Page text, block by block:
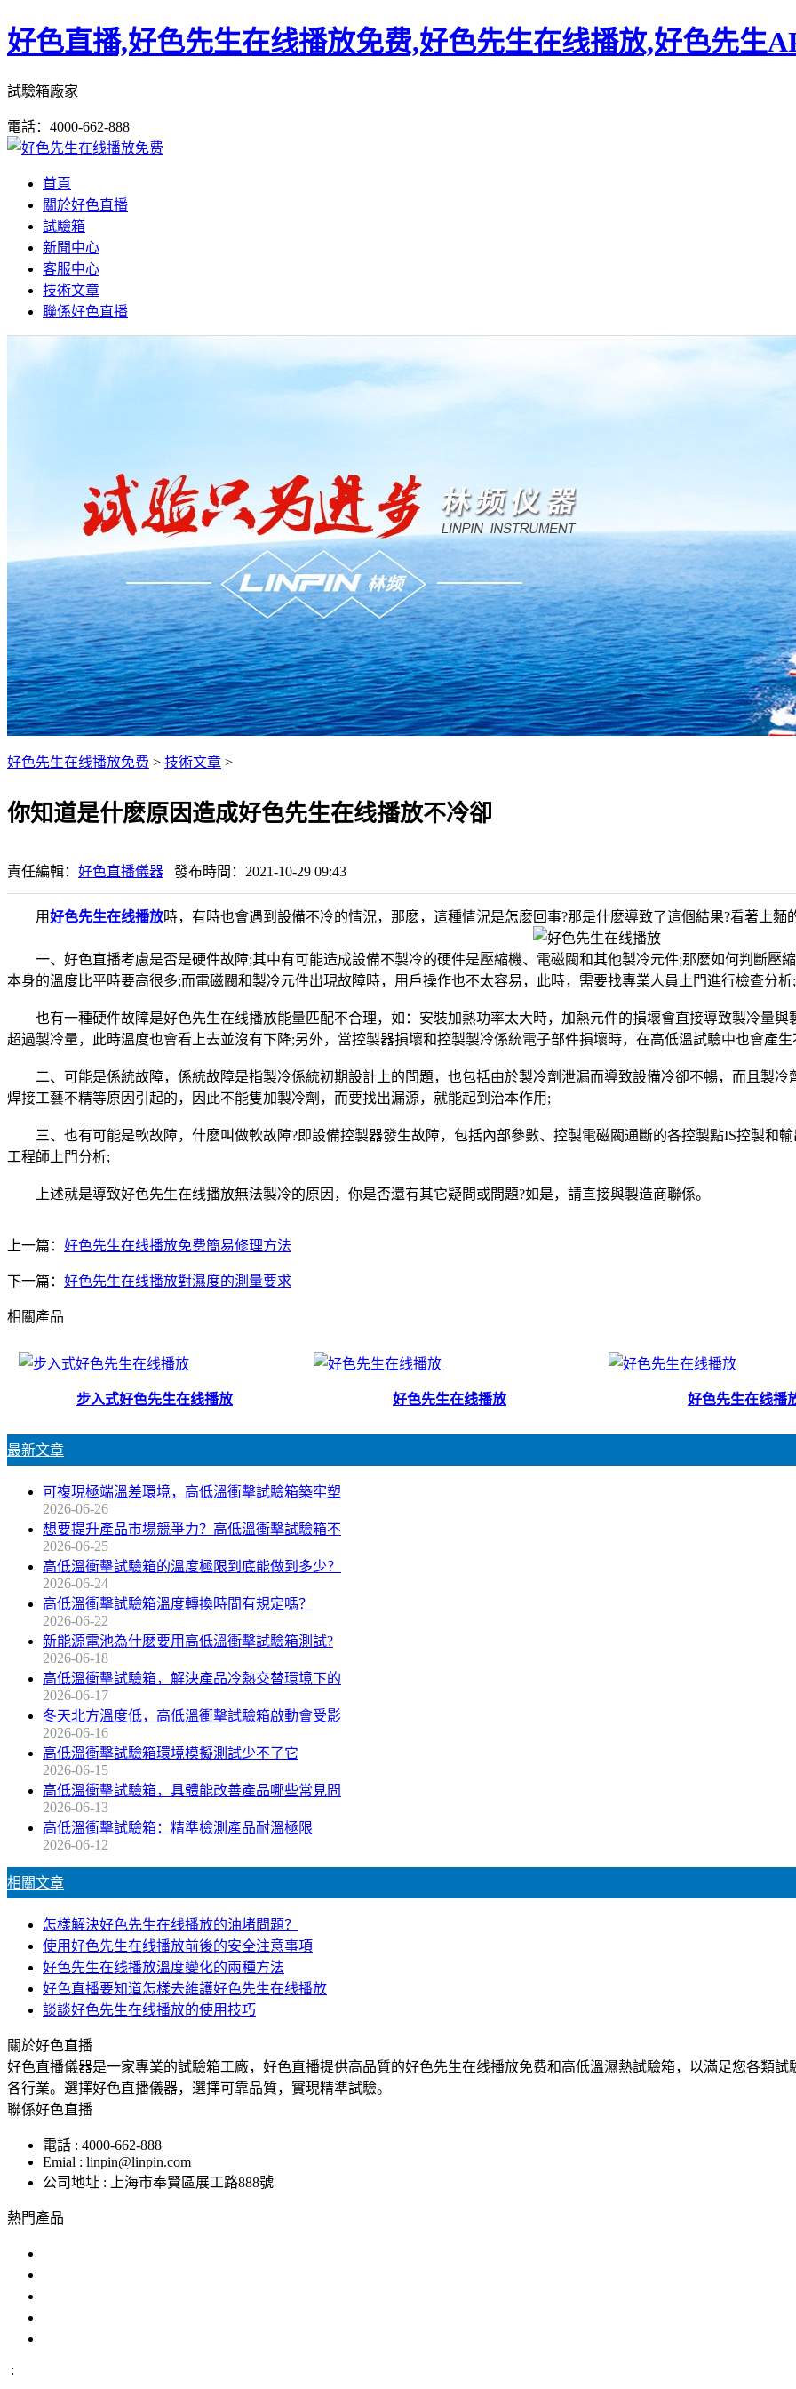
好色直播,好色先生在线播放免费,好色先生在线播放,好色先生
試驗箱廠家
電話：4000-662-888
首頁
關於好色直播
試驗箱
新聞中心
客服中心
技術文章
聯係好色直播
好色先生在线播放免费 > 技術文章 >
你知道是什麽原因造成好色先生在线播放不冷卻
責任編輯： 好色直播儀器 發布時間：2021-10-29 09:43
用好色先生在线播放時，有時也會遇到設備不冷的情況，那麽，這種情況是怎麽回事?那是什麽導致了這個結果?看著上
一、好色直播考慮是否是硬件故障;其中有可能造成設備不製冷的硬件是壓縮機、電磁閥和其他製冷元件;那麽如何判斷壓
本身的溫度比平時要高很多;而電磁閥和製冷元件出現故障時，用戶操作也不太容易，此時，需要找專業人員上門進行檢查分析;
也有一種硬件故障是好色先生在线播放能量匹配不合理，如：安裝加熱功率太大時，加熱元件的損壞會直接導致製冷量與
超過製冷量，此時溫度也會看上去並沒有下降;另外，當控製器損壞和控製製冷係統電子部件損壞時，在高低溫試驗中也會產
二、可能是係統故障，係統故障是指製冷係統初期設計上的問題，也包括由於製冷劑泄漏而導致設備冷卻不暢，而且製冷
焊接工藝不精等原因引起的，因此不能隻加製冷劑，而要找出漏源，就能起到治本作用;
三、也有可能是軟故障，什麽叫做軟故障?即設備控製器發生故障，包括內部參數、控製電磁閥通斷的各控製點IS控製和
工程師上門分析;
上述就是導致好色先生在线播放無法製冷的原因，你是否還有其它疑問或問題?如是，請直接與製造商聯係。
上一篇： 好色先生在线播放免费簡易修理方法
下一篇： 好色先生在线播放對濕度的測量要求
相關產品
步入式好色先生在线播放 好色先生在线播放 好色先生在线播
最新文章
可複現極端溫差環境，高低溫衝擊試驗箱築牢塑
2026-06-26
想要提升產品市場競爭力？高低溫衝擊試驗箱不
2026-06-25
高低溫衝擊試驗箱的溫度極限到底能做到多少？
2026-06-24
高低溫衝擊試驗箱溫度轉換時間有規定嗎？
2026-06-22
新能源電池為什麽要用高低溫衝擊試驗箱測試?
2026-06-18
高低溫衝擊試驗箱，解決產品冷熱交替環境下的
2026-06-17
冬天北方溫度低，高低溫衝擊試驗箱啟動會受影
2026-06-16
高低溫衝擊試驗箱環境模擬測試少不了它
2026-06-15
高低溫衝擊試驗箱，具體能改善產品哪些常見問
2026-06-13
高低溫衝擊試驗箱：精準檢測產品耐溫極限
2026-06-12
相關文章
怎樣解決好色先生在线播放的油堵問題？
使用好色先生在线播放前後的安全注意事項
好色先生在线播放溫度變化的兩種方法
好色直播要知道怎樣去維護好色先生在线播放
談談好色先生在线播放的使用技巧
關於好色直播
好色直播儀器是一家專業的試驗箱工廠，好色直播提供高品質的好色先生在线播放免费和高低溫濕熱試驗箱，以滿足您各類
各行業。選擇好色直播儀器，選擇可靠品質，實現精準試驗。
聯係好色直播
電話 : 4000-662-888
Emial : linpin@linpin.com
公司地址 : 上海市奉賢區展工路888號
熱門產品
: